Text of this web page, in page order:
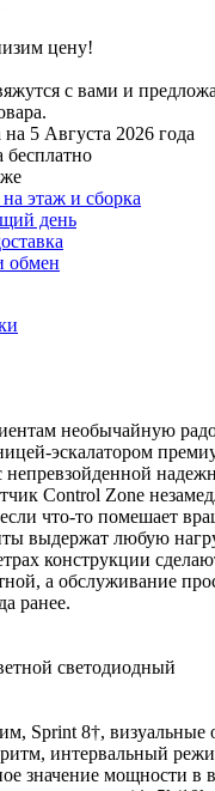
цену!
с вами и
5 Августа 2026 года
бесплатно
этаж и сборка
день
обмен
необычайную
эскалатором
непревзойденной
Control Zone
что-то помешает
выдержат любую
конструкции
а обслуживание
ранее.
светодиодный
Sprint 8†, визуальные
интервальный
значение мощности в